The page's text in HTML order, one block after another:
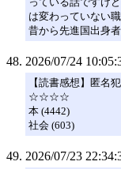
は変わっていない
昔から先進国出身
2026/07/24
【読書感想】匿名
☆☆☆☆
本 (4442)
社会 (603)
2026/07/23